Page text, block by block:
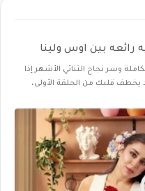
بين اوس ولينا
وسر نجاح الثنائي الأشهر إذا
قلبك من الحلقة الأولى،